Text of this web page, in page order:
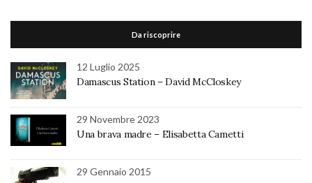
Da riscoprire
12 Luglio 2025
Damascus Station – David McCloskey
29 Novembre 2023
Una brava madre – Elisabetta Cametti
29 Gennaio 2015